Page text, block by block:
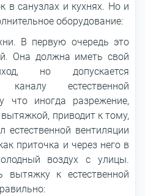
в санузлах и кухнях. Но и
оборудование:
В первую очередь это
Она должна иметь свой
но допускается
естественной
что иногда разрежение,
приводит к тому,
вентиляции
приточка и через него в
воздух с улицы.
вытяжку к естественной